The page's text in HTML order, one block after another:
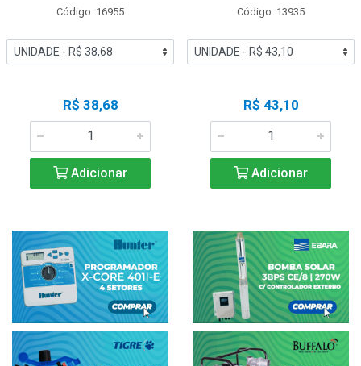
Código: 16955
R$ 38,68
Adicionar
Código: 13935
R$ 43,10
Adicionar